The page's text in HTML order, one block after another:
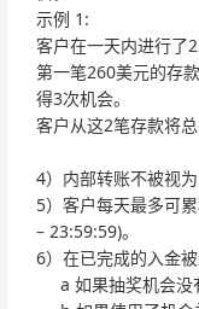
示例 1:
客户在一天内进行了
第一笔260美元的存
得3次机会。
客户从这2笔存款将
4）内部转账不被视
5）客户每天最多可
– 23:59:59)。
6）在已完成的入金被
a 如果抽奖机会没